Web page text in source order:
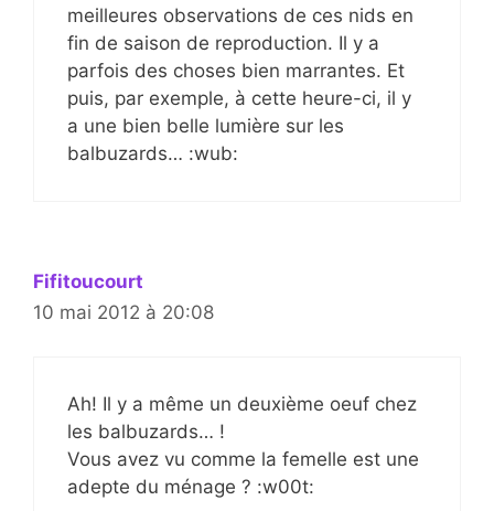
meilleures observations de ces nids en
fin de saison de reproduction. Il y a
parfois des choses bien marrantes. Et
puis, par exemple, à cette heure-ci, il y
a une bien belle lumière sur les
balbuzards… :wub:
Fifitoucourt
10 mai 2012 à 20:08
Ah! Il y a même un deuxième oeuf chez
les balbuzards… !
Vous avez vu comme la femelle est une
adepte du ménage ? :w00t: